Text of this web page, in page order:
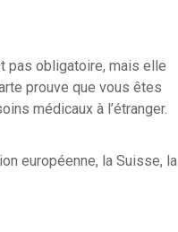
pas obligatoire, mais elle
prouve que vous êtes
médicaux à l’étranger.
européenne, la Suisse, la